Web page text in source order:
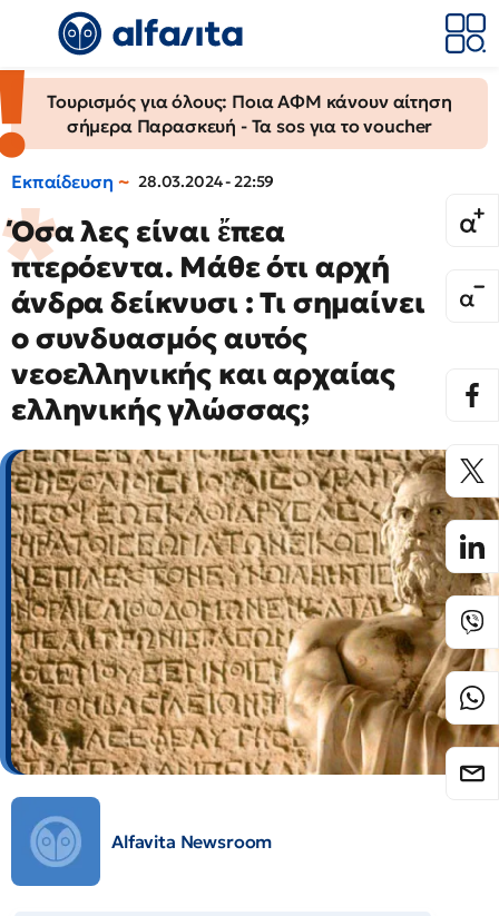
Τουρισμός για όλους: Ποια ΑΦΜ κάνουν αίτηση
σήμερα Παρασκευή - Τα sos για το voucher
Εκπαίδευση 28.03.2024 - 22:59
Όσα λες είναι ἔπεα
πτερόεντα. Μάθε ότι αρχή
άνδρα δείκνυσι : Τι σημαίνει
ο συνδυασμός αυτός
νεοελληνικής και αρχαίας
ελληνικής γλώσσας;
Alfavita Newsroom